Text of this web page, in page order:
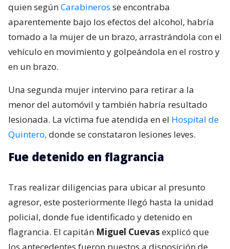
quien segúnCarabineros se encontraba
aparentemente bajo los efectos del alcohol, habría
tomado a la mujer de un brazo, arrastrándola con el
vehículo en movimiento y golpeándola en el rostro y
en un brazo.
Una segunda mujer intervino para retirar a la
menor del automóvil y también habría resultado
lesionada. La víctima fue atendida en el Hospital de
Quintero, donde se constataron lesiones leves.
Fue detenido en flagrancia
Tras realizar diligencias para ubicar al presunto
agresor, este posteriormente llegó hasta la unidad
policial, donde fue identificado y detenido en
flagrancia. El capitán Miguel Cuevasexplicó que
los antecedentes fueron puestos a disposición de